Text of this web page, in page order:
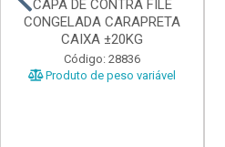
CAPA DE CONTRA FILE
CONGELADA CARAPRETA
CAIXA ±20KG
Código: 28836
Produto de peso variável